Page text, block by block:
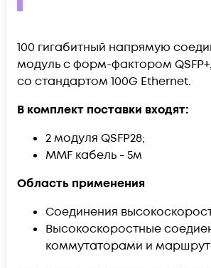
100 гигабитный напрямую
модуль с форм-фактором
со стандартом 100G Ethernet.
В комплект поставки входят:
2 модуля QSFP28;
MMF кабель - 5м
Область применения
Соединения
Высокоскоростные
коммутаторами и